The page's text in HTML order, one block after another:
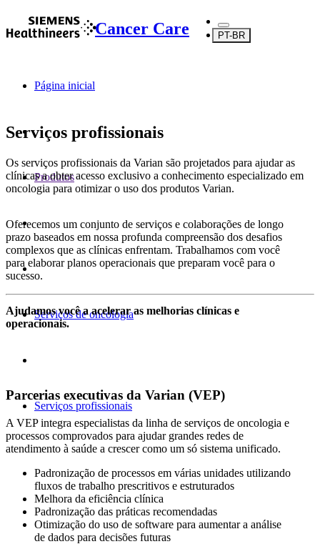
Cancer Care PT-BR
Página inicial
Produtos
Serviços de oncologia
Serviços profissionais
Serviços profissionais
Os serviços profissionais da Varian são projetados para ajudar as
clínicas a obter acesso exclusivo a conhecimento especializado em
oncologia para otimizar o uso dos produtos Varian.
Oferecemos um conjunto de serviços e colaborações de longo
prazo baseados em nossa profunda compreensão dos desafios
complexos que as clínicas enfrentam. Trabalhamos com você
para elaborar planos operacionais que preparam você para o
sucesso.
Ajudamos você a acelerar as melhorias clínicas e
operacionais.
Parcerias executivas da Varian (VEP)
A VEP integra especialistas da linha de serviços de oncologia e
processos comprovados para ajudar grandes redes de
atendimento à saúde a crescer como um só sistema unificado.
Padronização de processos em várias unidades utilizando
fluxos de trabalho prescritivos e estruturados
Melhora da eficiência clínica
Padronização das práticas recomendadas
Otimização do uso de software para aumentar a análise
de dados para decisões futuras